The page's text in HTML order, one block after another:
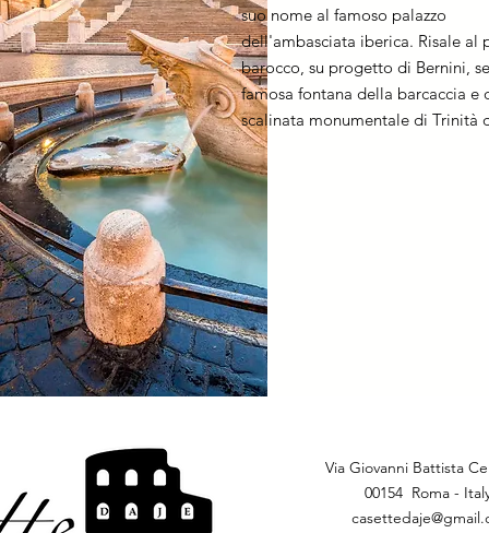
suo nome al famoso palazzo
dell'ambasciata iberica. Risale al
barocco, su progetto di Bernini,
famosa fontana della barcaccia e
scalinata monumentale di Trinità
Via Giovanni Battista
00154 Roma -